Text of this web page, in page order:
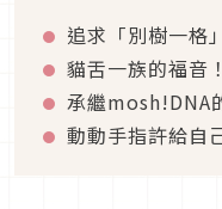
追求「別樹一格
貓舌一族的福音
承繼mosh!DNA
動動手指許給自